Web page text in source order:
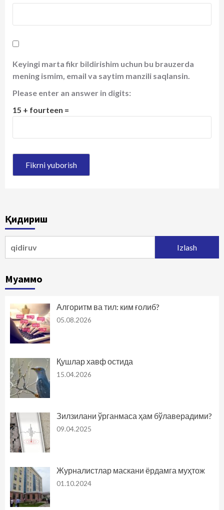
Keyingi marta fikr bildirishim uchun bu brauzerda
mening ismim, email va saytim manzili saqlansin.
Please enter an answer in digits:
15 + fourteen =
Қидириш
Муаммо
Алгоритм ва тил: ким ғолиб?
05.08.2026
Қушлар хавф остида
15.04.2026
Зилзилани ўрганмаса ҳам бўлаверадими?
09.04.2025
Журналистлар маскани ёрдамга муҳтож
01.10.2024